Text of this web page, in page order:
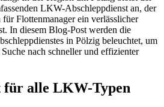
LKW-Abschleppdienst an, der
Flottenmanager ein verlässlicher
In diesem Blog-Post werden die
in Pölzig beleuchtet, um
nach schneller und effizienter
für alle LKW-Typen